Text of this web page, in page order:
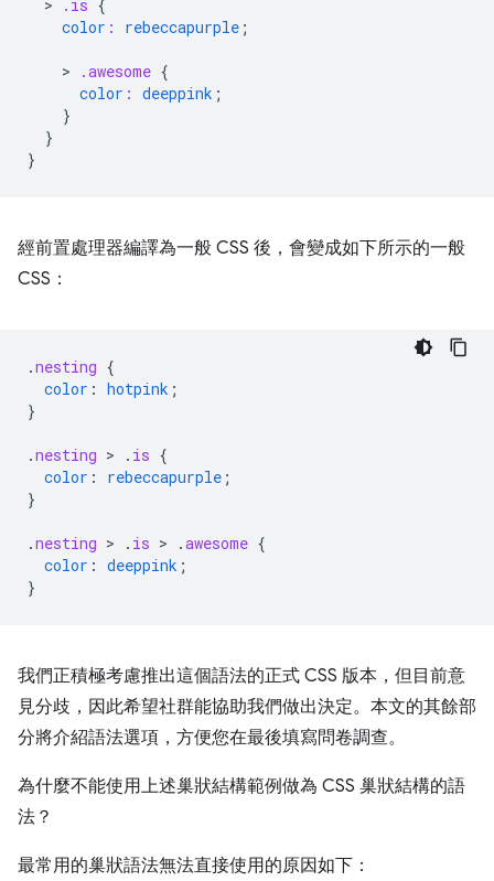
  >
.is {
color : rebeccapurple ;
    >
.awesome {
color : deeppink ;
}
}
}
經前置處理器編譯為一般 CSS 後，會變成如下所示的一般
CSS：
.nesting {
color : hotpink ;
}
.nesting > . is {
color : rebeccapurple ;
}
.nesting > . is > .awesome {
color : deeppink ;
}
我們正積極考慮推出這個語法的正式 CSS 版本，但目前意
見分歧，因此希望社群能協助我們做出決定。本文的其餘部
分將介紹語法選項，方便您在最後填寫問卷調查。
為什麼不能使用上述巢狀結構範例做為 CSS 巢狀結構的語
法？
最常用的巢狀語法無法直接使用的原因如下：